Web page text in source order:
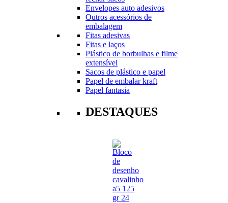
Envelopes auto adesivos
Outros acessórios de
embalagem
Fitas adesivas
Fitas e laços
Plástico de borbulhas e filme
extensível
Sacos de plástico e papel
Papel de embalar kraft
Papel fantasia
DESTAQUES